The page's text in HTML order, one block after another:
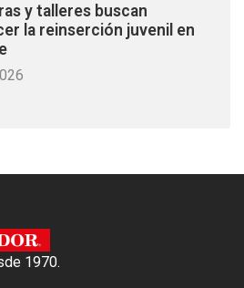
y talleres buscan
la reinserción juvenil en
1970.